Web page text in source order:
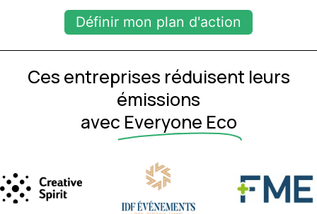
Définir mon plan d'action
Ces entreprises réduisent leurs
émissions
avec Everyone Eco